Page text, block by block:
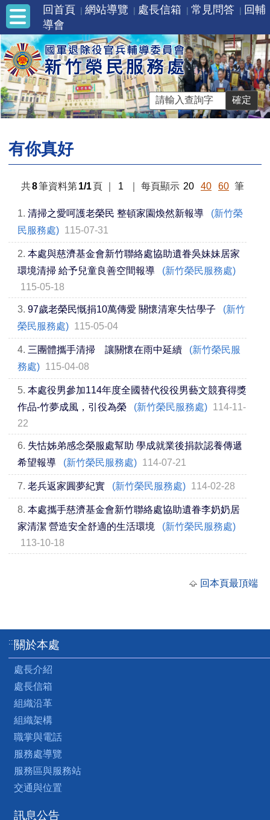
回首頁 網站導覽 處長信箱 常見問答
回輔
導會
有你真好
共8筆資料第1/1頁 1 每頁顯示 20 40 60 筆
1. 清掃之愛呵護老榮民 整頓家園煥然新報導
(新竹榮
民服務處) 115-07-31
2. 本處與慈濟基金會新竹聯絡處協助遺眷吳妹妹居家
環境清掃 給予兒童良善空間報導
(新竹榮民服務處)
115-05-18
3. 97歲老榮民慨捐10萬傳愛 關懷清寒失怙學子
(新竹
榮民服務處) 115-05-04
4. 三團體攜手清掃 讓關懷在雨中延續
(新竹榮民服
務處) 115-04-08
5. 本處役男參加114年度全國替代役役男藝文競賽得獎
作品-竹夢成風，引役為榮
(新竹榮民服務處) 114-11-
22
6. 失怙姊弟感念榮服處幫助 學成就業後捐款認養傳遞
希望報導
(新竹榮民服務處) 114-07-21
7. 老兵返家圓夢紀實 (新竹榮民服務處) 114-02-28
8. 本處攜手慈濟基金會新竹聯絡處協助遺眷李奶奶居
家清潔 營造安全舒適的生活環境
(新竹榮民服務處)
113-10-18
回本頁最頂端
:::關於本處
處長介紹
處長信箱
組織沿革
組織架構
職掌與電話
服務處導覽
服務區與服務站
交通與位置
訊息公告